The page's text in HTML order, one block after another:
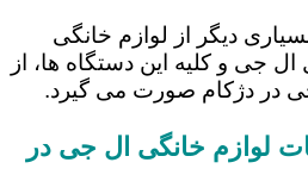
دیگر از لوازم خانگی
جی و کلیه این دستگاه ها، از
در دژکام صورت می گیرد.
لوازم خانگی ال جی در